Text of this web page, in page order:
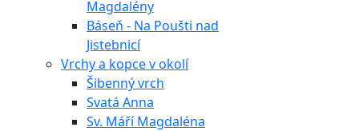
Magdalény
Báseň - Na Poušti nad
Jistebnicí
Vrchy a kopce v okolí
Šibenný vrch
Svatá Anna
Sv. Máří Magdaléna